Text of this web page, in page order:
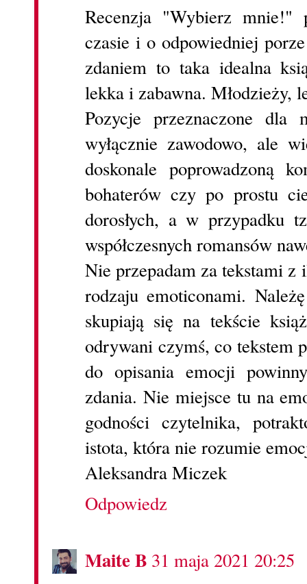
Recenzja "Wybierz mnie!"
czasie i o odpowiedniej
zdaniem to taka idealna
lekka i zabawna. Młodzieży,
Pozycje przeznaczone dla
wyłącznie zawodowo, ale
doskonale poprowadzoną
bohaterów czy po prostu
dorosłych, a w przypadku
współczesnych romansów
Nie przepadam za tekstami z
rodzaju emoticonami.
skupiają się na tekście
odrywani czymś, co tekstem
do opisania emocji
zdania. Nie miejsce tu na
godności czytelnika,
istota, która nie rozumie
Aleksandra Miczek
Odpowiedz
Maite B 31 maja 2021 20:25